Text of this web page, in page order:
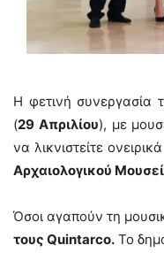
Η φετινή συνεργασία
(29 Απριλίου), με
να λικνιστείτε ονειρικά
Αρχαιολογικού
Όσοι αγαπούν τη
τους Quintarco. Το